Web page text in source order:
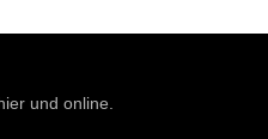
und online.